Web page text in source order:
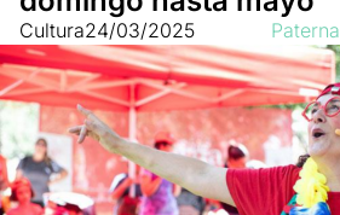
Cultura24/03/2025 Paterna